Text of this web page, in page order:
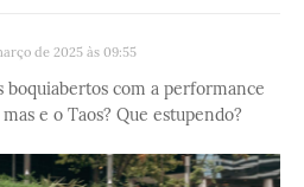
de 2025 às 09:55
boquiabertos com a performance
e o Taos? Que estupendo?